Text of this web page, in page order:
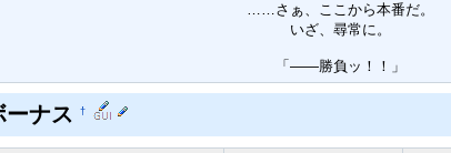
……さぁ、ここから本番だ。
いざ、尋常に。
「――勝負ッ！！」
ーナス †